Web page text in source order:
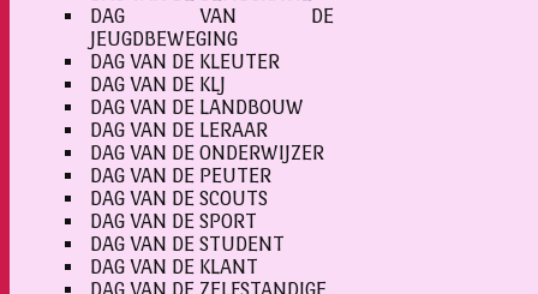
DAG VAN DE
JEUGDBEWEGING
DAG VAN DE KLEUTER
DAG VAN DE KLJ
DAG VAN DE LANDBOUW
DAG VAN DE LERAAR
DAG VAN DE ONDERWIJZER
DAG VAN DE PEUTER
DAG VAN DE SCOUTS
DAG VAN DE SPORT
DAG VAN DE STUDENT
DAG VAN DE KLANT